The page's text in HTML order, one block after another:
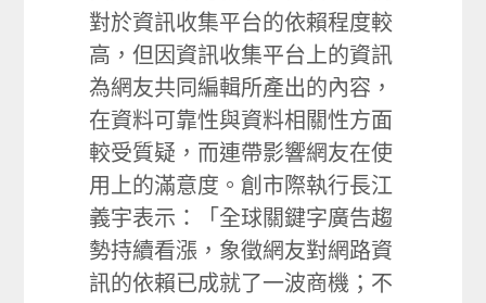
對於資訊收集平台的依賴程度較
高，但因資訊收集平台上的資訊
為網友共同編輯所產出的內容，
在資料可靠性與資料相關性方面
較受質疑，而連帶影響網友在使
用上的滿意度。創市際執行長江
義宇表示：「全球關鍵字廣告趨
勢持續看漲，象徵網友對網路資
訊的依賴已成就了一波商機；不